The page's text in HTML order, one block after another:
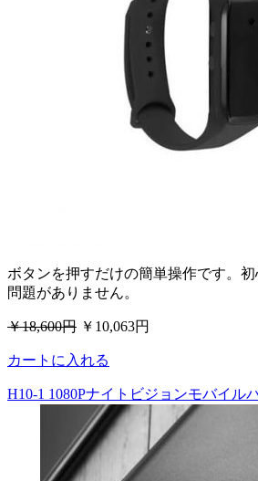
ボタンを押すだけの簡単操作です。
問題がありません。
￥18,600円 ￥10,063円
カートに入れる
H10-1 1080Pナイトビジョンモバイル